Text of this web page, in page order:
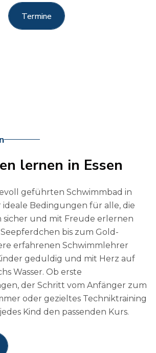
Termine
Termine
lernen in Essen
geführten Schwimmbad in
ideale Bedingungen für alle, die
sicher und mit Freude erlernen
bis zum Gold-
erfahrenen Schwimmlehrer
geduldig und mit Herz auf
Wasser. Ob erste
der Schritt vom Anfänger zum
oder gezieltes Techniktraining
Kind den passenden Kurs.
0
1